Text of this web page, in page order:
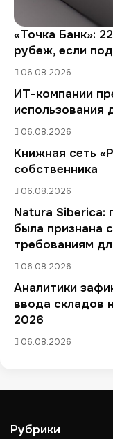
«Точка Банк»:
рубеж, если
06.08.2026
ИТ-компании
использования
06.08.2026
Книжная сеть
собственника
06.08.2026
Natura Siberica:
была признана
требованиям
06.08.2026
Аналитики
ввода складов
2026
06.08.2026
Рубрики